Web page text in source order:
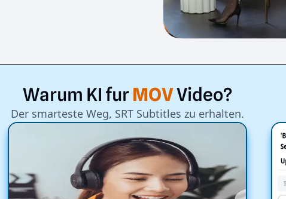
Warum KI furMOVVideo?
Der smarteste Weg, SRT Subtitles zu erhalten.